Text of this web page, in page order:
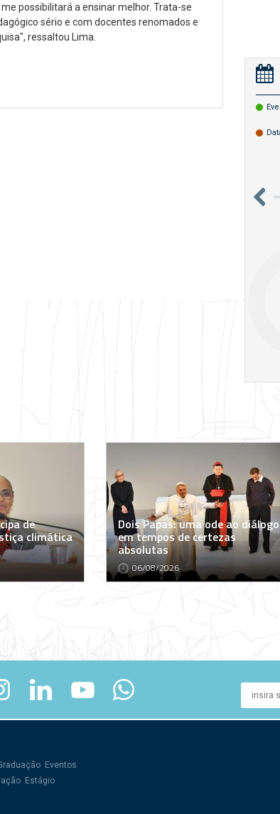
possibilitará a ensinar melhor. Trata-se
sério e com docentes renomados e
ressaltou Lima.
de
climática
Dois Papas: uma ode ao diálogo
em tempos de certezas
absolutas
06/08/2026
Eventos
Estágio